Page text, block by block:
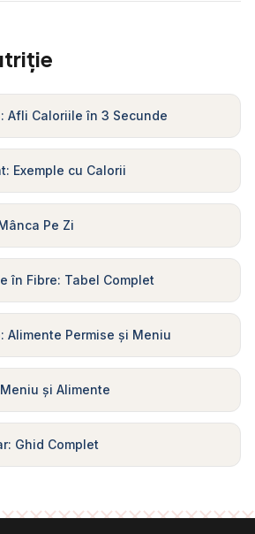
Afli Caloriile în 3 Secunde
Exemple cu Calorii
Pe Zi
în Fibre: Tabel Complet
Alimente Permise și Meniu
și Alimente
Ghid Complet